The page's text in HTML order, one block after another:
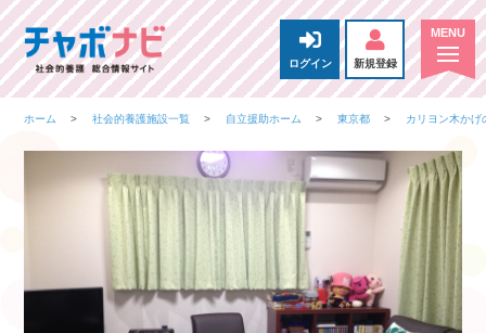
ログイン 新規登録
ホーム 社会的養護施設一覧 自立援助ホーム 東京都 カリヨン木かげ